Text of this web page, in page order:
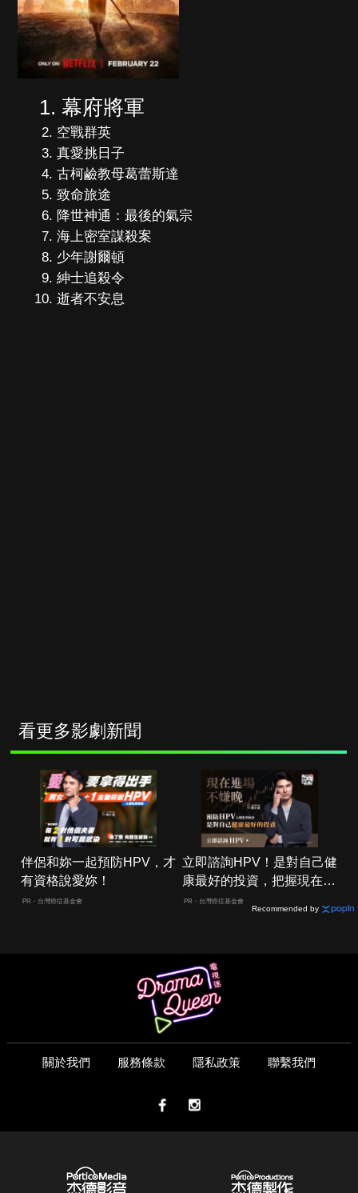
幕府將軍
空戰群英
真愛挑日子
古柯鹼教母葛蕾斯達
致命旅途
降世神通：最後的氣宗
海上密室謀殺案
少年謝爾頓
紳士追殺令
逝者不安息
看更多影劇新聞
伴侶和妳一起預防HPV，才
有資格說愛妳！
PR・台灣癌症基金會
立即諮詢HPV！是對自己健
康最好的投資，把握現在不
嫌晚！
PR・台灣癌症基金會
Recommended by
關於我們 服務條款 隱私政策 聯繫我們